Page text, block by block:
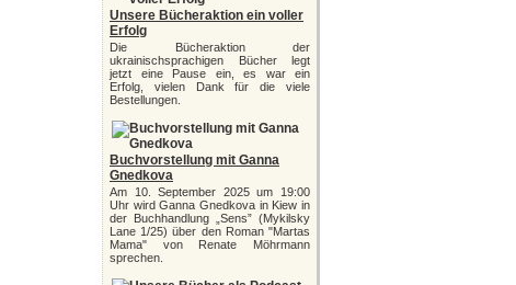
Unsere Bücheraktion ein voller
Erfolg
Die Bücheraktion der
ukrainischsprachigen Bücher legt
jetzt eine Pause ein, es war ein
Erfolg, vielen Dank für die viele
Bestellungen.
Buchvorstellung mit Ganna
Gnedkova
Am 10. September 2025 um 19:00
Uhr wird Ganna Gnedkova in Kiew in
der Buchhandlung „Sens” (Mykilsky
Lane 1/25) über den Roman "Martas
Mama" von Renate Möhrmann
sprechen.